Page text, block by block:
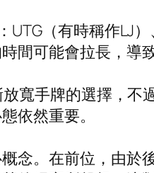
（有時稱作LJ
間可能會拉長，導致
寬手牌的選擇，
依然重要。
念。在前位，由於